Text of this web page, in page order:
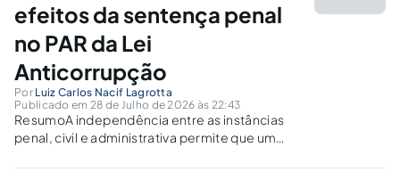
efeitos da sentença penal
no PAR da Lei
Anticorrupção
Por Luiz Carlos Nacif Lagrotta
Publicado em 28 de Julho de 2026 às 22:43
ResumoA independência entre as instâncias
penal, civil e administrativa permite que um
consequências jurídicas distintas. Na Lei nº